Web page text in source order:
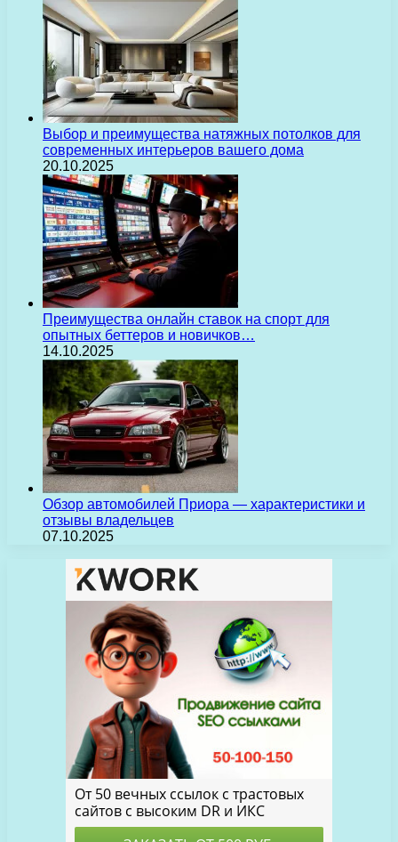
Выбор и преимущества натяжных потолков для
современных интерьеров вашего дома
20.10.2025
Преимущества онлайн ставок на спорт для
опытных беттеров и новичков…
14.10.2025
Обзор автомобилей Приора — характеристики и
отзывы владельцев
07.10.2025